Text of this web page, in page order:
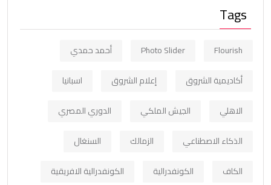
Tags
Flourish
Photo Slider
أحمد حمدي
أكاديمية الشروق
إعلام الشروق
اسبانيا
الاهلي
الجيش الملكي
الدوري المصري
الذكاء الاصطناعي
الزمالك
السنغال
الكاف
الكونفدرالية
الكونفدرالية الافريقية